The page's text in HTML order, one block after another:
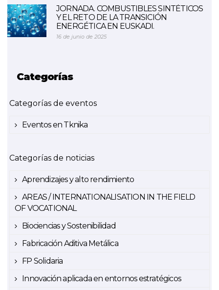
JORNADA. COMBUSTIBLES SINTÉTICOS
Y EL RETO DE LA TRANSICIÓN
ENERGÉTICA EN EUSKADI.
16 de junio de 2025
Categorías
Categorías de eventos
Eventos en Tknika
Categorías de noticias
Aprendizajes y alto rendimiento
AREAS / INTERNATIONALISATION IN THE FIELD
OF VOCATIONAL
Biociencias y Sostenibilidad
Fabricación Aditiva Metálica
FP Solidaria
Innovación aplicada en entornos estratégicos